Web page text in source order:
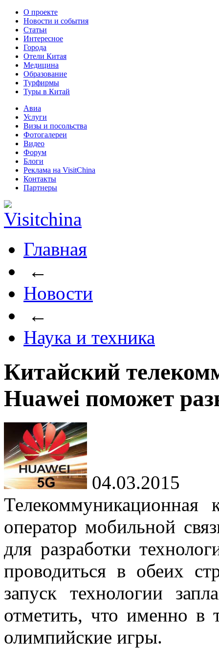
О проекте
Новости и события
Статьи
Интересное
Города
Отели Китая
Медицина
Образование
Турфирмы
Туры в Китай
Авиа
Услуги
Визы и посольства
Фотогалереи
Видео
Форум
Блоги
Реклама на VisitChina
Контакты
Партнеры
Главная
←
Новости
←
Наука и техника
Китайский
Huawei поможет
04.03.2015
оператор мобильной
для разработки
проводиться в обеих
запуск технологии
отметить, что именно в
олимпийские игры.